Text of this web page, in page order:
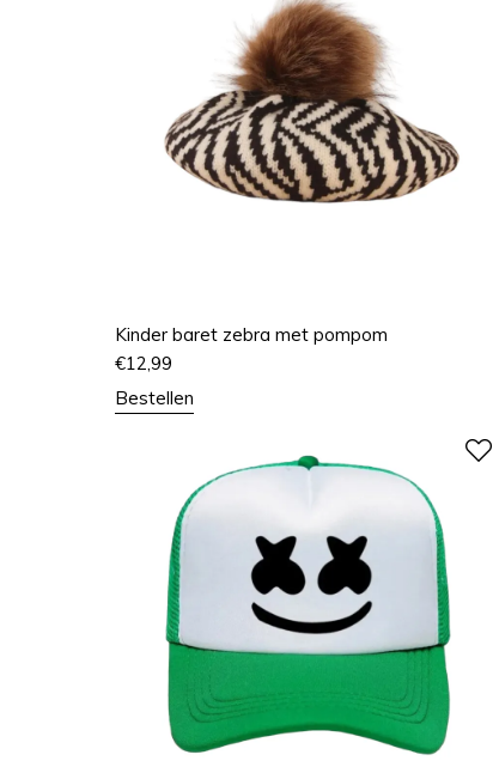
Kinder baret zebra met pompom
€12,99
Bestellen